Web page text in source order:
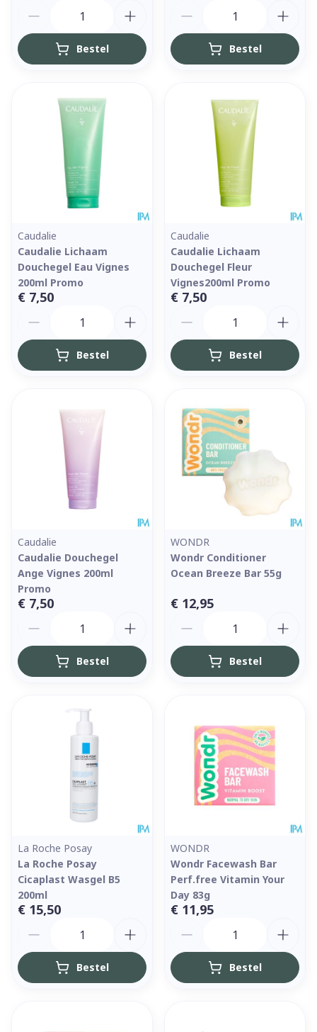
Bestel Bestel
Caudalie
Caudalie Lichaam
Douchegel Eau Vignes
200ml Promo
€ 7,50
Bestel
Caudalie
Caudalie Lichaam
Douchegel Fleur
Vignes200ml Promo
€ 7,50
Bestel
Caudalie
Caudalie Douchegel
Ange Vignes 200ml
Promo
€ 7,50
Bestel
WONDR
Wondr Conditioner
Ocean Breeze Bar 55g
€ 12,95
Bestel
La Roche Posay
La Roche Posay
Cicaplast Wasgel B5
200ml
€ 15,50
Bestel
WONDR
Wondr Facewash Bar
Perf.free Vitamin Your
Day 83g
€ 11,95
Bestel